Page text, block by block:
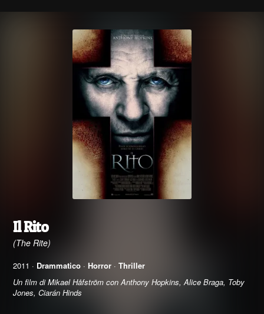
Il Rito
(The Rite)
2011 · Drammatico · Horror ·Thriller
Un film di Mikael Håfström con Anthony Hopkins, Alice Braga, Toby
Jones, Ciarán Hinds